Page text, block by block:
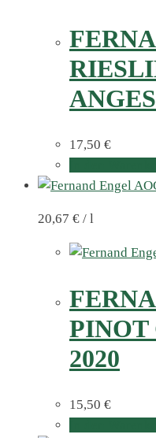
17,50 €
20,67 € / l
PINOT
2020
15,50 €